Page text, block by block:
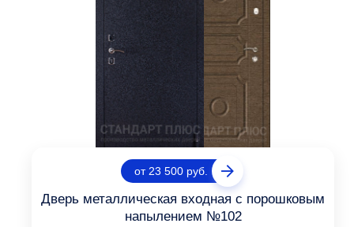
от 23 500 руб.
Дверь металлическая входная с порошковым
напылением №102